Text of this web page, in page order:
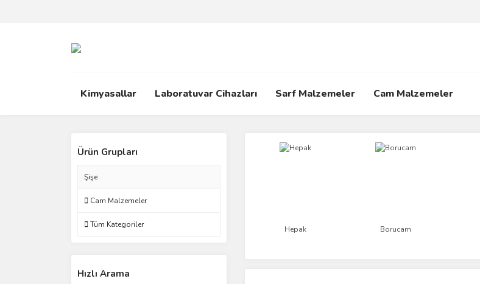
Kimyasallar Laboratuvar Cihazları Sarf Malzemeler Cam Malzemeler
Ürün Grupları
Şişe
Cam Malzemeler
Tüm Kategoriler
Hızlı Arama
Hepak Borucam